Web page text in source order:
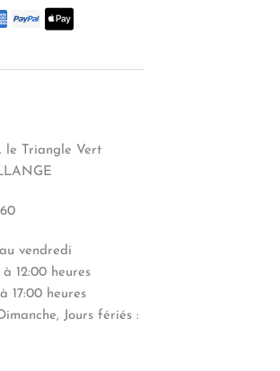
le Triangle Vert
vendredi
12:00 heures
17:00 heures
Jours fériés :